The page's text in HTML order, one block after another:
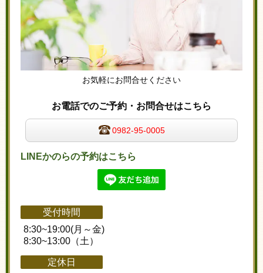
お気軽にお問合せください
お電話でのご予約・お問合せはこちら
0982-95-0005
LINEかのらの予約はこちら
受付時間
8:30~19:00(月～金)
8:30~13:00（土）
定休日